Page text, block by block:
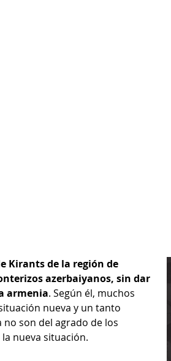
Kirants de la región de
azerbaiyanos, sin dar
armenia. Según él, muchos
nueva y un tanto
son del agrado de los
nueva situación.